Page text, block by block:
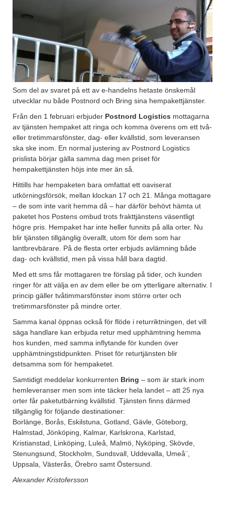
Som del av svaret på ett av e-handelns hetaste önskemål
utvecklar nu både Postnord och Bring sina hempakettjänster.
Från den 1 februari erbjuder Postnord Logistics mottagarna
av tjänsten hempaket att ringa och komma överens om ett två-
eller tretimmarsfönster, dag- eller kvällstid, som leveransen
ska ske inom. En normal justering av Postnord Logistics
prislista börjar gälla samma dag men priset för
hempakettjänsten höjs inte mer än så.
Hittills har hempaketen bara omfattat ett oaviserat
utkörningsförsök, mellan klockan 17 och 21. Många mottagare
– de som inte varit hemma då – har därför behövt hämta ut
paketet hos Postens ombud trots frakttjänstens väsentligt
högre pris. Hempaket har inte heller funnits på alla orter. Nu
blir tjänsten tillgänglig överallt, utom för dem som har
lantbrevbärare. På de flesta orter erbjuds avlämning både
dag- och kvällstid, men på vissa håll bara dagtid.
Med ett sms får mottagaren tre förslag på tider, och kunden
ringer för att välja en av dem eller be om ytterligare alternativ. I
princip gäller tvåtimmarsfönster inom större orter och
tretimmarsfönster på mindre orter.
Samma kanal öppnas också för flöde i returriktningen, det vill
säga handlare kan erbjuda retur med upphämtning hemma
hos kunden, med samma inflytande för kunden över
upphämtningstidpunkten. Priset för returtjänsten blir
detsamma som för hempaketet.
Samtidigt meddelar konkurrenten Bring – som är stark inom
hemleveranser men som inte täcker hela landet – att 25 nya
orter får paketutbärning kvällstid. Tjänsten finns därmed
tillgänglig för följande destinationer:
Borlänge, Borås, Eskilstuna, Gotland, Gävle, Göteborg,
Halmstad, Jönköping, Kalmar, Karlskrona, Karlstad,
Kristianstad, Linköping, Luleå, Malmö, Nyköping, Skövde,
Stenungsund, Stockholm, Sundsvall, Uddevalla, Umeå¨,
Uppsala, Västerås, Örebro samt Östersund.
Alexander Kristofersson